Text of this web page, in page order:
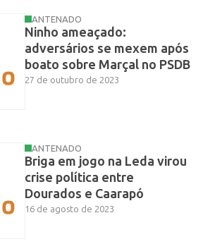
ANTENADO
Ninho ameaçado:
adversários se mexem após
boato sobre Marçal no PSDB
27 de outubro de 2023
ANTENADO
Briga em jogo na Leda virou
crise política entre
Dourados e Caarapó
16 de agosto de 2023